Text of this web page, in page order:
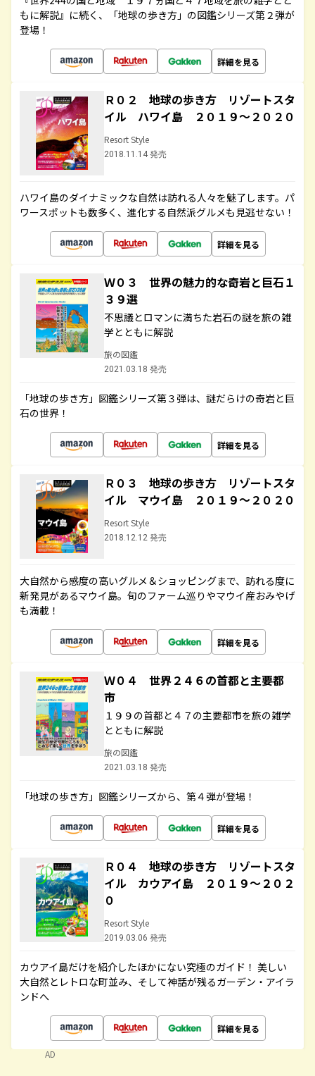
もに解説』に続く、「地球の歩き方」の図鑑シリーズ第２弾が
登場！
詳細を見る
Ｒ０２ 地球の歩き方 リゾートスタ
イル ハワイ島 ２０１９～２０２０
Resort Style
2018.11.14 発売
ハワイ島のダイナミックな自然は訪れる人々を魅了します。パ
ワースポットも数多く、進化する自然派グルメも見逃せない！
詳細を見る
Ｗ０３ 世界の魅力的な奇岩と巨石１
３９選
不思議とロマンに満ちた岩石の謎を旅の雑
学とともに解説
旅の図鑑
2021.03.18 発売
「地球の歩き方」図鑑シリーズ第３弾は、謎だらけの奇岩と巨
石の世界！
詳細を見る
Ｒ０３ 地球の歩き方 リゾートスタ
イル マウイ島 ２０１９～２０２０
Resort Style
2018.12.12 発売
大自然から感度の高いグルメ＆ショッピングまで、訪れる度に
新発見があるマウイ島。旬のファーム巡りやマウイ産おみやげ
も満載！
詳細を見る
Ｗ０４ 世界２４６の首都と主要都
市
１９９の首都と４７の主要都市を旅の雑学
とともに解説
旅の図鑑
2021.03.18 発売
「地球の歩き方」図鑑シリーズから、第４弾が登場！
詳細を見る
Ｒ０４ 地球の歩き方 リゾートスタ
イル カウアイ島 ２０１９～２０２
０
Resort Style
2019.03.06 発売
カウアイ島だけを紹介したほかにない究極のガイド！ 美しい
大自然とレトロな町並み、そして神話が残るガーデン・アイラ
ンドへ
詳細を見る
AD